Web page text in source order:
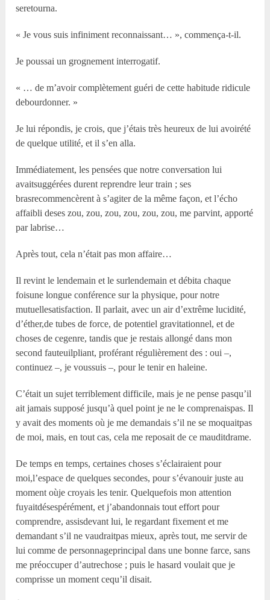
seretourna.
« Je vous suis infiniment reconnaissant… », commença-t-il.
Je poussai un grognement interrogatif.
« … de m’avoir complètement guéri de cette habitude ridicule
debourdonner. »
Je lui répondis, je crois, que j’étais très heureux de lui avoirété
de quelque utilité, et il s’en alla.
Immédiatement, les pensées que notre conversation lui
avaitsuggérées durent reprendre leur train ; ses
brasrecommencèrent à s’agiter de la même façon, et l’écho
affaibli deses zou, zou, zou, zou, zou, zou, me parvint, apporté
par labrise…
Après tout, cela n’était pas mon affaire…
Il revint le lendemain et le surlendemain et débita chaque
foisune longue conférence sur la physique, pour notre
mutuellesatisfaction. Il parlait, avec un air d’extrême lucidité,
d’éther,de tubes de force, de potentiel gravitationnel, et de
choses de cegenre, tandis que je restais allongé dans mon
second fauteuilpliant, proférant régulièrement des : oui –,
continuez –, je voussuis –, pour le tenir en haleine.
C’était un sujet terriblement difficile, mais je ne pense pasqu’il
ait jamais supposé jusqu’à quel point je ne le comprenaispas. Il
y avait des moments où je me demandais s’il ne se moquaitpas
de moi, mais, en tout cas, cela me reposait de ce mauditdrame.
De temps en temps, certaines choses s’éclairaient pour
moi,l’espace de quelques secondes, pour s’évanouir juste au
moment oùje croyais les tenir. Quelquefois mon attention
fuyaitdésespérément, et j’abandonnais tout effort pour
comprendre, assisdevant lui, le regardant fixement et me
demandant s’il ne vaudraitpas mieux, après tout, me servir de
lui comme de personnageprincipal dans une bonne farce, sans
me préoccuper d’autrechose ; puis le hasard voulait que je
comprisse un moment cequ’il disait.